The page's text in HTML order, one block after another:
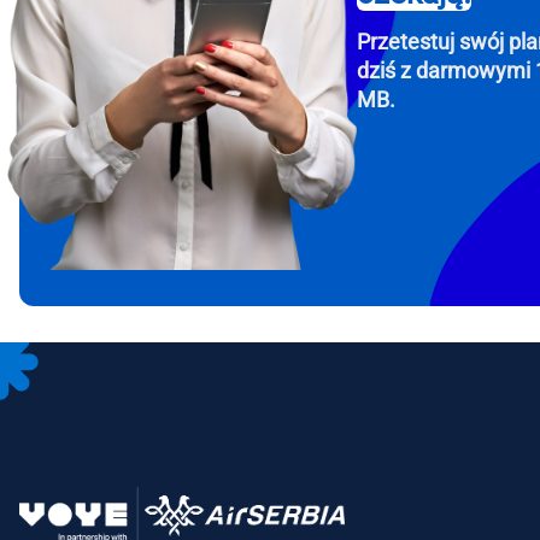
To
Then,
in
Przetestuj swój
dziś z darmowymi
MB.